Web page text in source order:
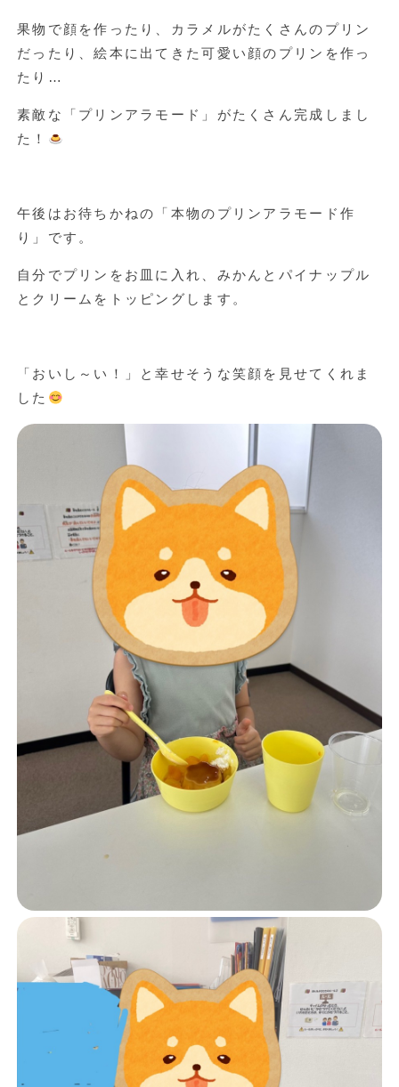
果物で顔を作ったり、カラメルがたくさんのプリン
だったり、絵本に出てきた可愛い顔のプリンを作っ
たり…
素敵な「プリンアラモード」がたくさん完成しまし
た！
午後はお待ちかねの「本物のプリンアラモード作
り」です。
自分でプリンをお皿に入れ、みかんとパイナップル
とクリームをトッピングします。
「おいし～い！」と幸せそうな笑顔を見せてくれま
した